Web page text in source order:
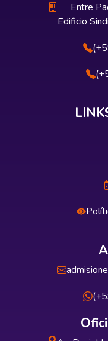
Entre
Edificio